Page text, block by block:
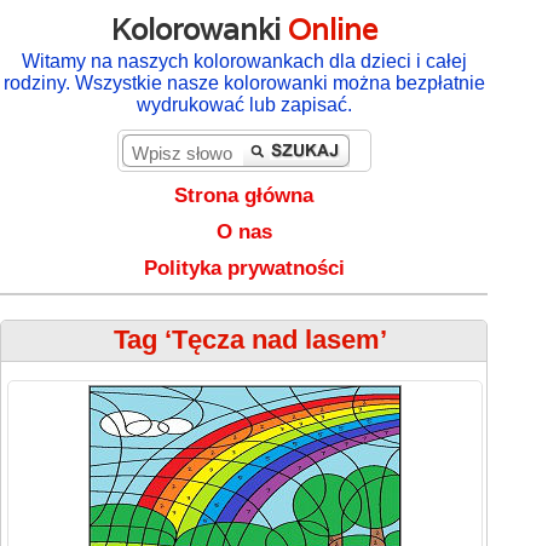
Kolorowanki Online
Witamy na naszych kolorowankach dla dzieci i całej
rodziny. Wszystkie nasze kolorowanki można bezpłatnie
wydrukować lub zapisać.
Strona główna
O nas
Polityka prywatności
Tag ‘Tęcza nad lasem’